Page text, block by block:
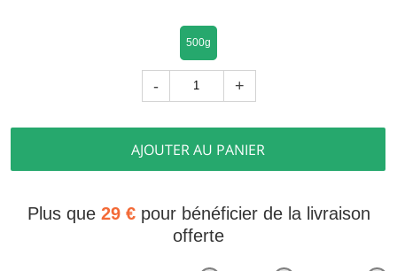
500g
- +
AJOUTER AU PANIER
Plus que 29 €pour bénéficier de la livraison
offerte